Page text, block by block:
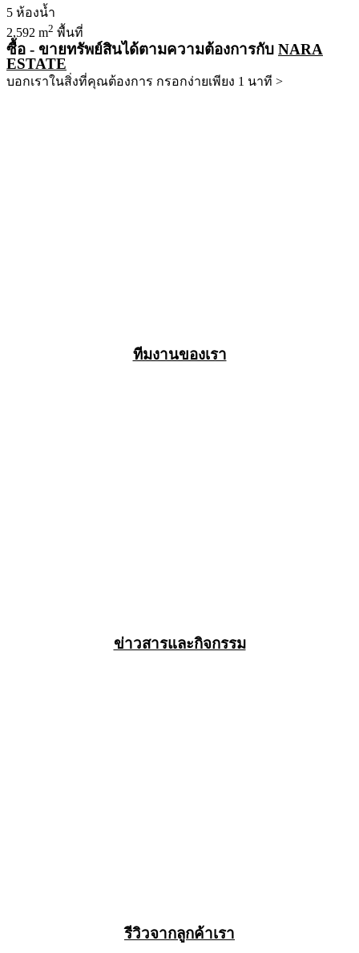
5 ห้องน้ำ
2,592 m2 พื้นที่
ซื้อ - ขายทรัพย์สินได้ตามความต้องการกับ NARA
ESTATE
บอกเราในสิ่งที่คุณต้องการ กรอกง่ายเพียง 1 นาที >
ทีมงานของเรา
ข่าวสารและกิจกรรม
รีวิวจากลูกค้าเรา